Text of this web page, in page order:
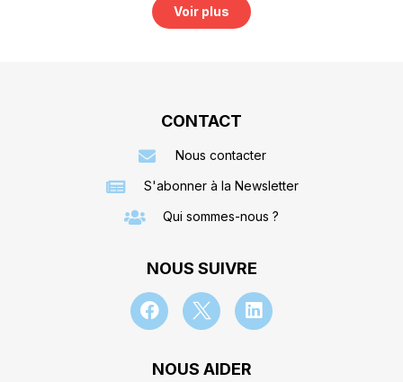
Voir plus
CONTACT
Nous contacter
S'abonner à la Newsletter
Qui sommes-nous ?
NOUS SUIVRE
NOUS AIDER